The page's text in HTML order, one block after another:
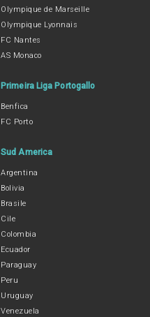
Olympique de Marseille
Olympique Lyonnais
FC Nantes
AS Monaco
Primeira Liga Portogallo
Benfica
FC Porto
Sud America
Argentina
Bolivia
Brasile
Cile
Colombia
Ecuador
Paraguay
Peru
Uruguay
Venezuela